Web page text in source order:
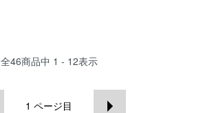
全46商品中 1 - 12表示
1 ページ目